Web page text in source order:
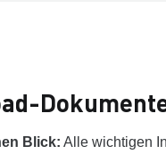
Blick: Alle wichtigen